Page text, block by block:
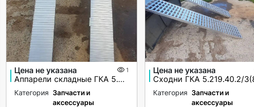
Цена не указана 1
Аппарели складные ГКА 5.225.28.2/1(100%)СР
Категория Запчасти и
аксессуары
Цена не указана
Категория Запчасти и
аксессуары